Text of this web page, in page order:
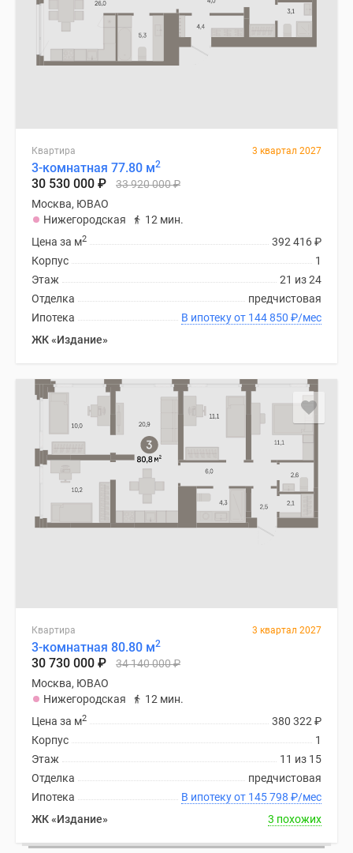
Квартира 3 квартал 2027
3-комнатная 77.80 м2
30 530 000 ₽ 33 920 000₽
Москва, ЮВАО
Нижегородская
12 мин.
392 416₽
Цена за м2
1
Корпус
21 из 24
Этаж
предчистовая
Отделка
В ипотеку от 144 850 ₽/мес
Ипотека
ЖК «Издание»
Квартира 3 квартал 2027
3-комнатная 80.80 м2
30 730 000 ₽ 34 140 000₽
Москва, ЮВАО
Нижегородская
12 мин.
380 322 ₽
Цена за м2
1
Корпус
11 из 15
Этаж
предчистовая
Отделка
В ипотеку от 145 798 ₽/мес
Ипотека
ЖК «Издание»
3 похожих